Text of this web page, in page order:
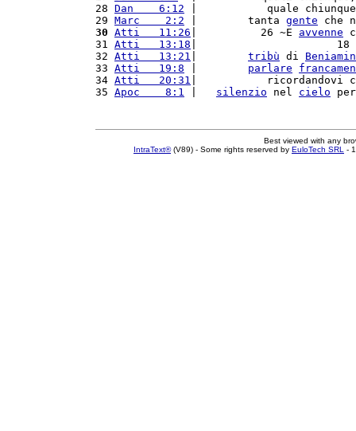
28 Dan    6:12 |           quale
29 Marc    2:2 |        tanta gente che
30 Atti   11:26 |          26 ~E avvenne
31 Atti   13:18 |                      18
32 Atti   13:21 tribù di
33 Atti   19:8 parlare
34 Atti   20:31 |           ricordandovi
35 Apoc    8:1 silenzio nel cielo
Best viewed with any
IntraText®(V89) - Some rights reserved by EuloTech SRL -